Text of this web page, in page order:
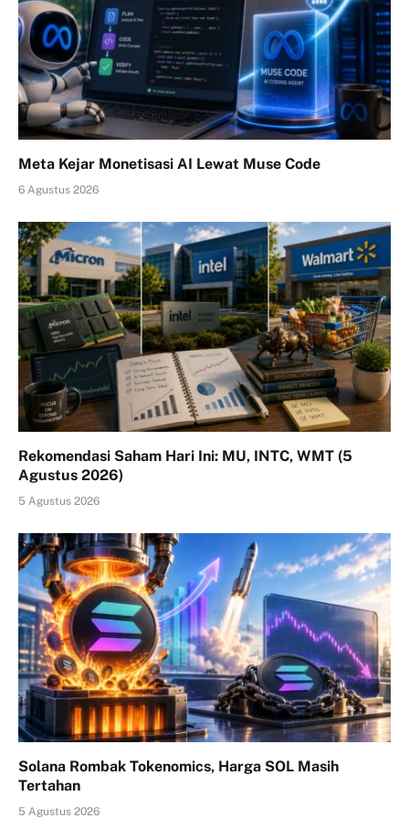
Meta Kejar Monetisasi AI Lewat Muse Code
6 Agustus 2026
Rekomendasi Saham Hari Ini: MU, INTC, WMT (5
Agustus 2026)
5 Agustus 2026
Solana Rombak Tokenomics, Harga SOL Masih
Tertahan
5 Agustus 2026